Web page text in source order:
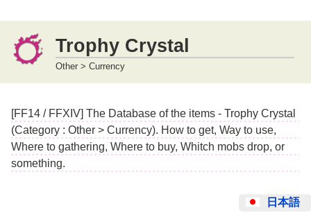
Trophy Crystal
Other > Currency
[FF14 / FFXIV] The Database of the items - Trophy Crystal
(Category : Other > Currency). How to get, Way to use,
Where to gathering, Where to buy, Whitch mobs drop, or
something.
日本語